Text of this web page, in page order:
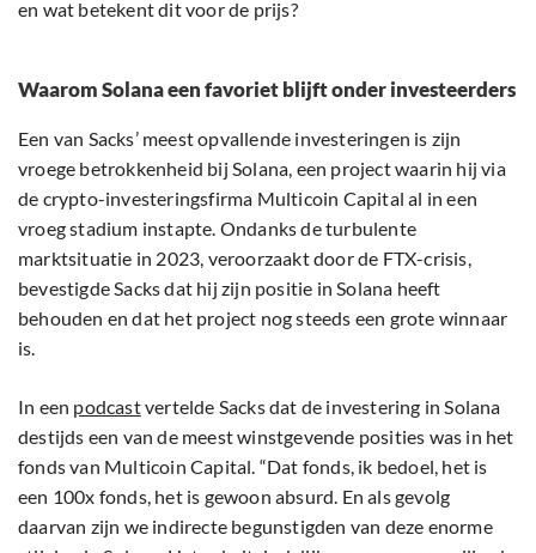
en wat betekent dit voor de prijs?
Waarom Solana een favoriet blijft onder investeerders
Een van Sacks’ meest opvallende investeringen is zijn
vroege betrokkenheid bij Solana, een project waarin hij via
de crypto-investeringsfirma Multicoin Capital al in een
vroeg stadium instapte. Ondanks de turbulente
marktsituatie in 2023, veroorzaakt door de FTX-crisis,
bevestigde Sacks dat hij zijn positie in Solana heeft
behouden en dat het project nog steeds een grote winnaar
is.
In een podcastvertelde Sacks dat de investering in Solana
destijds een van de meest winstgevende posities was in het
fonds van Multicoin Capital. “Dat fonds, ik bedoel, het is
een 100x fonds, het is gewoon absurd. En als gevolg
daarvan zijn we indirecte begunstigden van deze enorme